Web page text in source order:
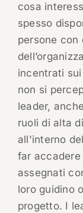
cosa
spesso
persone
incentrati
non si
leader,
ruoli di alta
all'interno
far accadere
assegnati
loro guidino
progetto. I